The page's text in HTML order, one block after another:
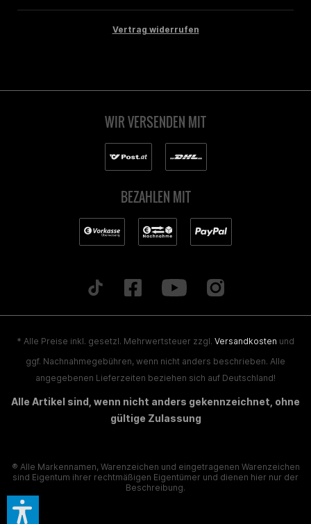
Vertrag widerrufen
WIR VERSENDEN MIT
BEZAHLEN MIT
* Alle Preise inkl. gesetzl. Mehrwertsteuer zzgl. Versandkosten und
ggf. Nachnahmegebühren, wenn nicht anders beschrieben. Alle
angegebenen Lieferzeiten beziehen sich auf Deutschland!
Alle Artikel sind, wenn nicht anders gekennzeichnet, ohne
gültige Zulassung
® Alle Markennamen, Warenzeichen und eingetragenen Warenzeichen
sind Eigentum ihrer rechtmäßigen Eigentümer und dienen hier nur der
Beschreibung.